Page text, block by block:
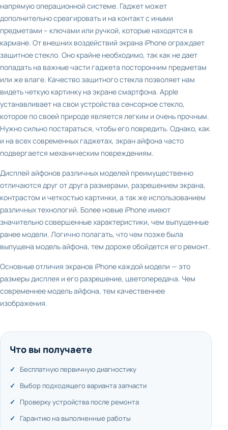
напрямую операционной системе. Гаджет может
дополнительно среагировать и на контакт с иными
предметами – ключами или ручкой, которые находятся в
кармане. От внешних воздействий экрана iPhone ограждает
защитное стекло. Оно крайне необходимо, так как не дает
попадать на важные части гаджета посторонним предметам
или же влаге. Качество защитного стекла позволяет нам
видеть четкую картинку на экране смартфона. Apple
устанавливает на свои устройства сенсорное стекло,
которое по своей природе является легким и очень прочным.
Нужно сильно постараться, чтобы его повредить. Однако, как
и на всех современных гаджетах, экран айфона часто
подвергается механическим повреждениям.
Дисплей айфонов различных моделей преимущественно
отличаются друг от друга размерами, разрешением экрана,
контрастом и четкостью картинки, а так же использованием
различных технологий. Более новые iPhone имеют
значительно совершенные характеристики, чем выпущенные
ранее модели. Логично полагать, что чем позже была
выпущена модель айфона, тем дороже обойдется его ремонт.
Основные отличия экранов iPhone каждой модели — это
размеры дисплея и его разрешение, цветопередача. Чем
современнее модель айфона, тем качественнее
изображения.
Что вы получаете
Бесплатную первичную диагностику
Выбор подходящего варианта запчасти
Проверку устройства после ремонта
Гарантию на выполненные работы